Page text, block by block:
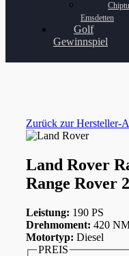
Emsdetten
Golf
Gewinnspiel
Zurück zur Hersteller-
Land Rover
Range Rover
Leistung: 190 PS
Drehmoment: 420
Motortyp: Diesel
PREIS